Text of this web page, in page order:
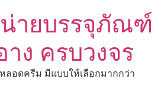
ายบรรจุภัณฑ์
าง ครบวงจร
ลอดครีม มีแบบให้เลือกมากกว่า